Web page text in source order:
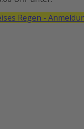
Regen -